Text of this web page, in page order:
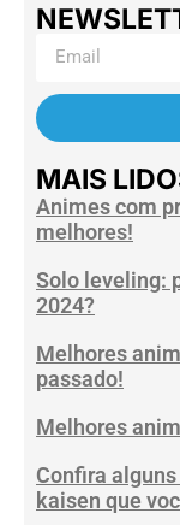
MAIS
Animes com
melhores!
Solo leveling:
2024?
Melhores
passado!
Melhores
Confira
kaisen que